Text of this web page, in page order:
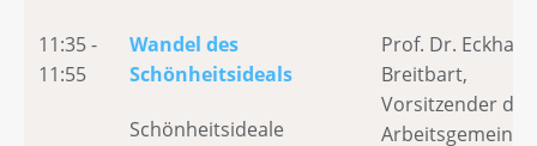
11:35 -
11:55
Wandel des
Schönheitsideals
Schönheitsideale
Prof. Dr. Eckhard
Breitbart,
Vorsitzender der